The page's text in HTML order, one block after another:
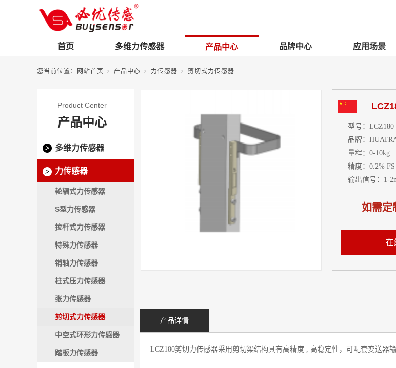
首页 多维力传感器 产品中心 品牌中心 应用场景
您当前位置： 网站首页 产品中心 力传感器 剪切式力传感器
Product Center
产品中心
多维力传感器
力传感器
轮辐式力传感器
S型力传感器
拉杆式力传感器
特殊力传感器
销轴力传感器
柱式压力传感器
张力传感器
剪切式力传感器
中空式环形力传感器
踏板力传感器
型号： LCZ180
品牌：
量程： 0-10kg
精度： 0.2% FS
输出信号： 1-
如需定
在
产品详情
LCZ180剪切力传感器采用剪切梁结构具有高精度 , 高稳定性，可配套变送器